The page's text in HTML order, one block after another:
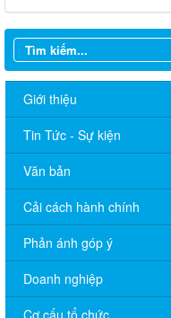
Giới thiệu
Tin Tức - Sự kiện
Văn bản
Cải cách hành chính
Phản ánh góp ý
Doanh nghiệp
THÔNG BÁO Lịch Tiếp
năm 2026 (TT Đảng ủy,
HĐND xã) tháng 01 năm
101/TB-UBND: THÔNG